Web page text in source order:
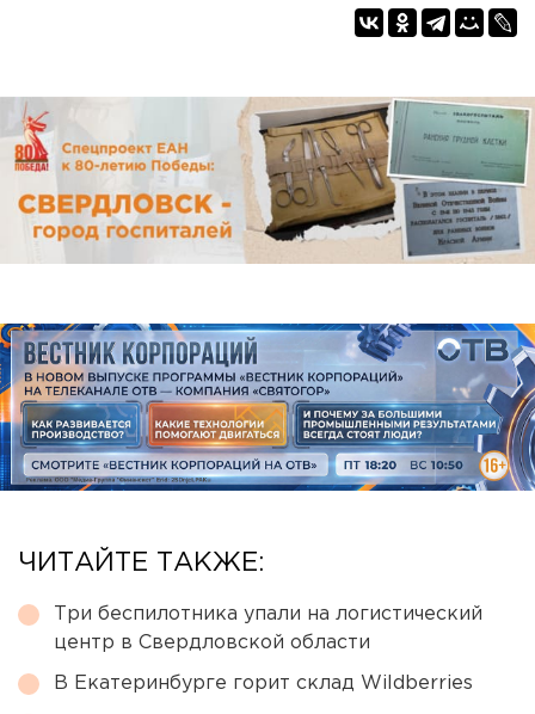
ЧИТАЙТЕ ТАКЖЕ:
Три беспилотника упали на логистический
центр в Свердловской области
В Екатеринбурге горит склад Wildberries